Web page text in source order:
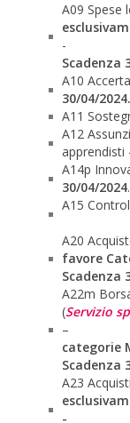
A09 Spese
-
Scadenza
A10
30/04/2024.
A11
A12
apprendisti
A14p
30/04/2024
A15
A20
favore
Scadenza
A22m
(Servizio
–
categorie
Scadenza
A23
-